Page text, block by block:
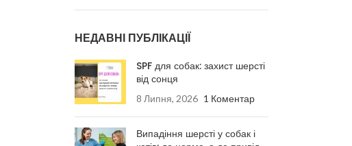
НЕДАВНІ ПУБЛІКАЦІЇ
SPF для собак: захист шерсті
від сонця
8 Липня, 2026 1 Коментар
Випадіння шерсті у собак і